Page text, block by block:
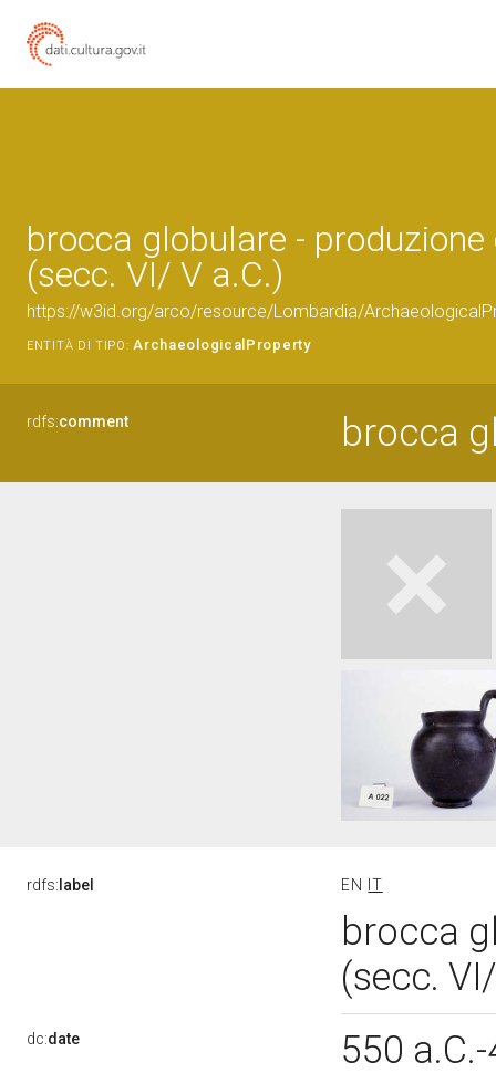
brocca globulare -
(secc. VI/ V a.C.)
https://w3id.org/arco/resource/Lombardia/
ENTITÀ DI TIPO: ArchaeologicalProperty
rdfs:comment brocca
rdfs: label EN IT
brocca
(secc.
dc:date 550